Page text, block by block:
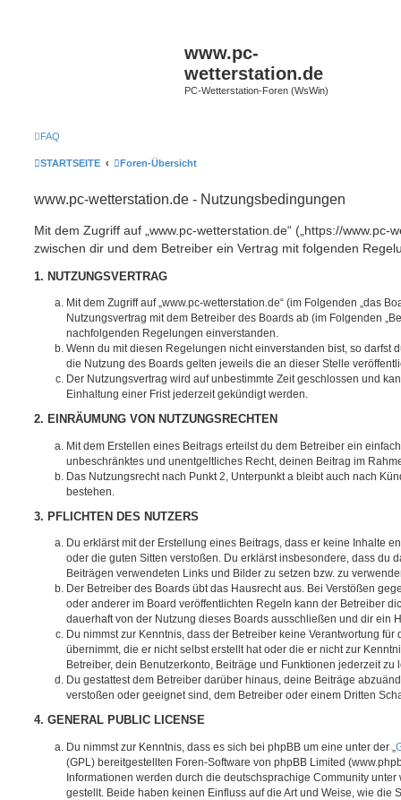
www.pc-
wetterstation.de
PC-Wetterstation-Foren (WsWin)
FAQ
STARTSEITE Foren-Übersicht
www.pc-wetterstation.de - Nutzungsbedingungen
Mit dem Zugriff auf „www.pc-wetterstation.de“ („https://www.pc-
zwischen dir und dem Betreiber ein Vertrag mit folgenden
1. NUTZUNGSVERTRAG
Mit dem Zugriff auf „www.pc-wetterstation.de“ (im Folgenden „das
Nutzungsvertrag mit dem Betreiber des Boards ab (im Folgenden
nachfolgenden Regelungen einverstanden.
Wenn du mit diesen Regelungen nicht einverstanden bist, so darfst
die Nutzung des Boards gelten jeweils die an dieser Stelle
Der Nutzungsvertrag wird auf unbestimmte Zeit geschlossen und
Einhaltung einer Frist jederzeit gekündigt werden.
2. EINRÄUMUNG VON NUTZUNGSRECHTEN
Mit dem Erstellen eines Beitrags erteilst du dem Betreiber ein
unbeschränktes und unentgeltliches Recht, deinen Beitrag im
Das Nutzungsrecht nach Punkt 2, Unterpunkt a bleibt auch nach
bestehen.
3. PFLICHTEN DES NUTZERS
Du erklärst mit der Erstellung eines Beitrags, dass er keine Inhalte
oder die guten Sitten verstoßen. Du erklärst insbesondere, dass du
Beiträgen verwendeten Links und Bilder zu setzen bzw. zu
Der Betreiber des Boards übt das Hausrecht aus. Bei Verstößen
oder anderer im Board veröffentlichten Regeln kann der Betreiber
dauerhaft von der Nutzung dieses Boards ausschließen und dir ein
Du nimmst zur Kenntnis, dass der Betreiber keine Verantwortung für
übernimmt, die er nicht selbst erstellt hat oder die er nicht zur
Betreiber, dein Benutzerkonto, Beiträge und Funktionen jederzeit zu
Du gestattest dem Betreiber darüber hinaus, deine Beiträge
verstoßen oder geeignet sind, dem Betreiber oder einem Dritten
4. GENERAL PUBLIC LICENSE
Du nimmst zur Kenntnis, dass es sich bei phpBB um eine unter der „
(GPL) bereitgestellten Foren-Software von phpBB Limited
Informationen werden durch die deutschsprachige Community unter
gestellt. Beide haben keinen Einfluss auf die Art und Weise, wie die